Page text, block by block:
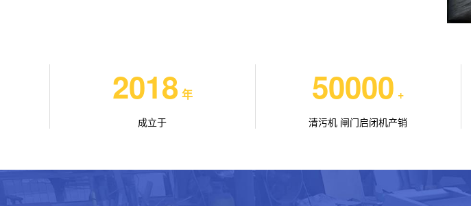
2018 年
成立于
50000 +
清污机 闸门启闭机产销